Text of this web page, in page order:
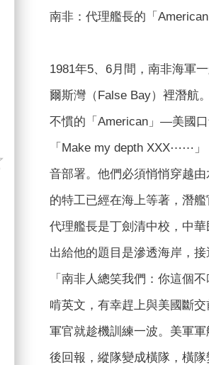
南非：代理艦長的「American
1981年5、6月間，南非海軍
爾斯灣（False Bay）裡潛航
不慣的「American」—美國口
「Make my depth XXX⋯⋯
音部署。他們必須悄悄穿越
的特工已經在海上等著，潛
代理艦長是丁劍清中校，中
出給他的題目是滲透海岸，接
「南非人總笑我們：你這個
啃英文，有幸趕上與美國斷
軍官就趁機訓練一波。美軍
後回報，縱隊變成橫隊，橫